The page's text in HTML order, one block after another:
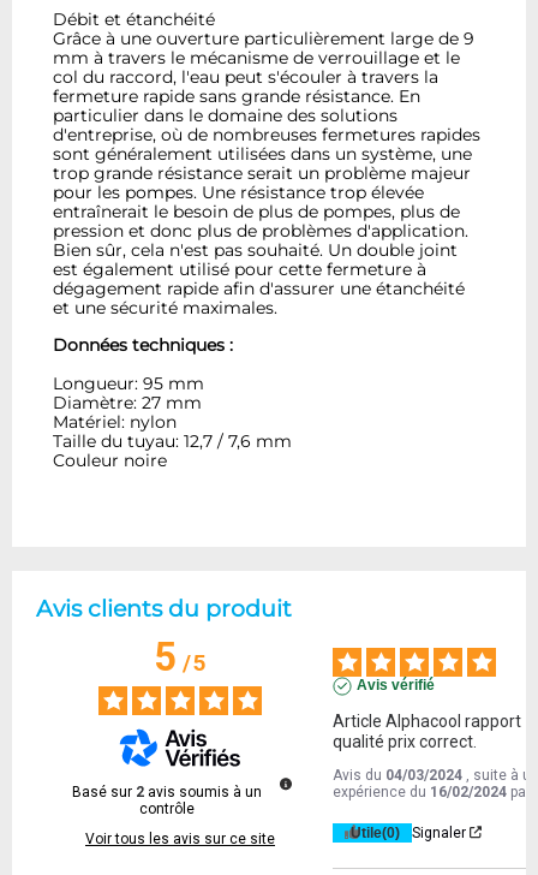
Débit et étanchéité
Grâce à une ouverture particulièrement large de 9
mm à travers le mécanisme de verrouillage et le
col du raccord, l'eau peut s'écouler à travers la
fermeture rapide sans grande résistance. En
particulier dans le domaine des solutions
d'entreprise, où de nombreuses fermetures rapides
sont généralement utilisées dans un système, une
trop grande résistance serait un problème majeur
pour les pompes. Une résistance trop élevée
entraînerait le besoin de plus de pompes, plus de
pression et donc plus de problèmes d'application.
Bien sûr, cela n'est pas souhaité. Un double joint
est également utilisé pour cette fermeture à
dégagement rapide afin d'assurer une étanchéité
et une sécurité maximales.
Données techniques :
Longueur: 95 mm
Diamètre: 27 mm
Matériel: nylon
Taille du tuyau: 12,7 / 7,6 mm
Couleur noire
Avis clients du produit
5/5
Basé sur 2 avis soumis à un
contrôle
Voir tous les avis sur ce site
Avis vérifié
Article Alphacool rapport
qualité prix correct.
Avis du 04/03/2024
, suite à
expérience du 16/02/2024 par
Utile(0) Signaler